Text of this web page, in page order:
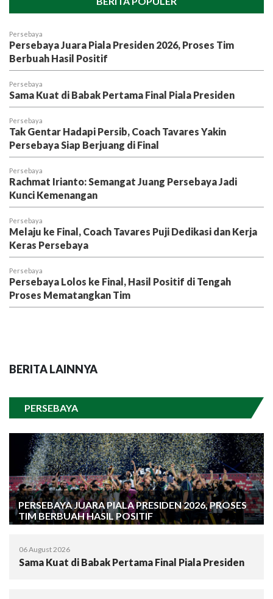
Persebaya
Persebaya Juara Piala Presiden 2026, Proses Tim
Berbuah Hasil Positif
Persebaya
Sama Kuat di Babak Pertama Final Piala Presiden
Persebaya
Tak Gentar Hadapi Persib, Coach Tavares Yakin
Persebaya Siap Berjuang di Final
Persebaya
Rachmat Irianto: Semangat Juang Persebaya Jadi
Kunci Kemenangan
Persebaya
Melaju ke Final, Coach Tavares Puji Dedikasi dan Kerja
Keras Persebaya
Persebaya
Persebaya Lolos ke Final, Hasil Positif di Tengah
Proses Mematangkan Tim
BERITA LAINNYA
PERSEBAYA
PERSEBAYA JUARA PIALA PRESIDEN 2026, PROSES
TIM BERBUAH HASIL POSITIF
06 August 2026
Sama Kuat di Babak Pertama Final Piala Presiden